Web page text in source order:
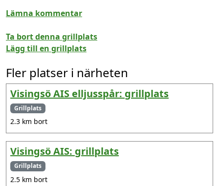
Lämna kommentar
Ta bort denna grillplats
Lägg till en grillplats
Fler platser i närheten
Visingsö AIS elljusspår: grillplats
Grillplats
2.3 km bort
Visingsö AIS: grillplats
Grillplats
2.5 km bort